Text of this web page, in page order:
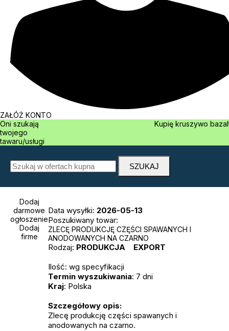
ZAŁÓŻ KONTO
Oni szukają
twojego
tawaru/usługi
Kupię kruszywo
Dodaj
darmowe
ogłoszenie
Dodaj
firme
Data wysyłki: 2026-05-13
Poszukiwany towar:
ZLECĘ PRODUKCJĘ CZĘŚCI SPAWANYCH I
ANODOWANYCH NA CZARNO
Rodzaj: PRODUKCJA
EXPORT
Ilość: wg specyfikacji
Termin wyszukiwania: 7 dni
Kraj: Polska
Szczegółowy opis:
Zlecę produkcję części spawanych i
anodowanych na czarno.